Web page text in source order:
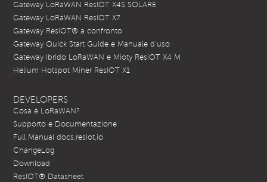
Gateway LoRaWAN ResIOT X4S SOLARE
Gateway LoRaWAN ResIOT X7
Gateway ResIOT® a confronto
Gateway Quick Start Guide e Manuale d’uso
Gateway Ibrido LoRaWAN e Mioty ResIOT X4 M
Helium Hotspot Miner ResIOT X1
DEVELOPERS
Cosa è LoRaWAN?
Supporto e Documentazione
Full Manual docs.resiot.io
ChangeLog
Download
ResIOT® Datasheet